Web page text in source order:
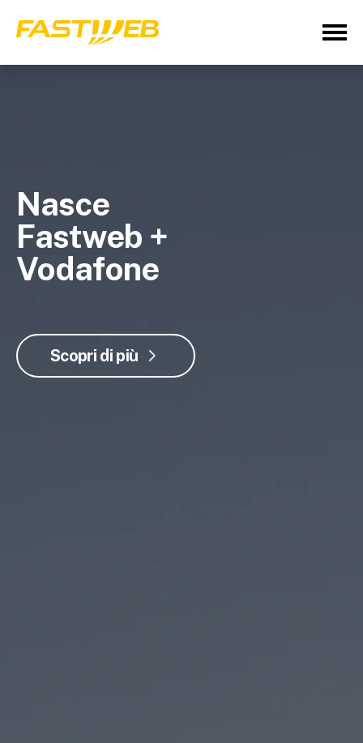
Nasce
Fastweb +
Vodafone
Scopri di più